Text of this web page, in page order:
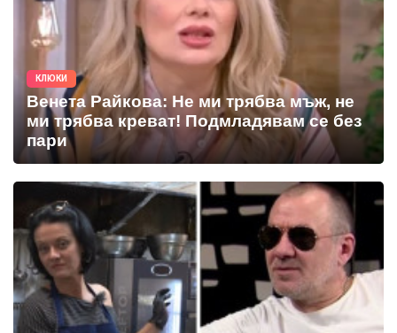
КЛЮКИ
Венета Райкова: Не ми трябва мъж, не
ми трябва креват! Подмладявам се без
пари